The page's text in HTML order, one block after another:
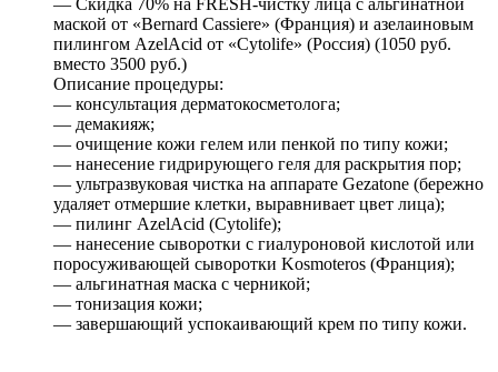
маской от «Bernard Cassiere» (Франция) и азелаиновым
пилингом AzelAcid от «Cytolife» (Россия) (1050 руб.
вместо 3500 руб.)
Описание процедуры:
— консультация дерматокосметолога;
— демакияж;
— очищение кожи гелем или пенкой по типу кожи;
— нанесение гидрирующего геля для раскрытия пор;
— ультразвуковая чистка на аппарате Gezatone (бережно
удаляет отмершие клетки, выравнивает цвет лица);
— пилинг AzelAcid (Cytolife);
— нанесение сыворотки с гиалуроновой кислотой или
поросуживающей сыворотки Kosmoteros (Франция);
— альгинатная маска с черникой;
— тонизация кожи;
— завершающий успокаивающий крем по типу кожи.